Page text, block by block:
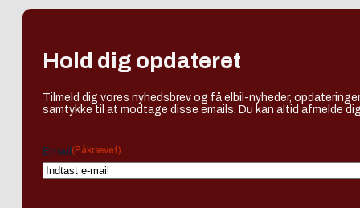
Hold dig opdateret
Tilmeld dig vores nyhedsbrev og få elbil-nyheder,
samtykke til at modtage disse emails. Du kan altid afmelde
Email (Påkrævet)